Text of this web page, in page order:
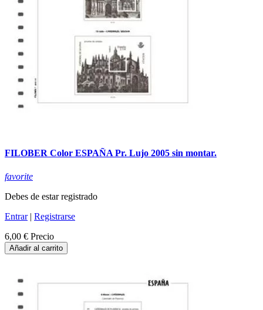
FILOBER Color ESPAÑA Pr. Lujo 2005 sin montar.
favorite
Debes de estar registrado
Entrar| Registrarse
6,00 € Precio
Añadir al carrito